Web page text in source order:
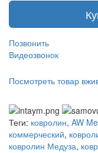
Позвонить
Видеозвонок
Посмотреть товар
Теги: ковролин, AW
коммерческий,
ковролин Медуза,